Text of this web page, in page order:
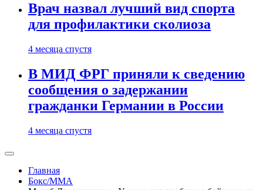
Врач назвал лучший вид спорта
для профилактики сколиоза
4 месяца спустя
В МИД ФРГ приняли к сведению
сообщения о задержании
гражданки Германии в России
4 месяца спустя
Главная
Бокс/MMA